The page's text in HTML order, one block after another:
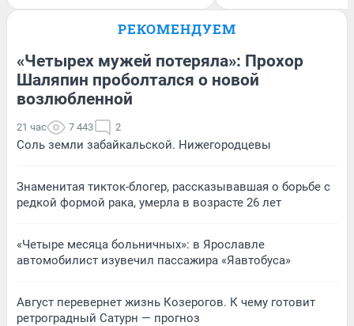
РЕКОМЕНДУЕМ
«Четырех мужей потеряла»: Прохор
Шаляпин проболтался о новой
возлюбленной
21 час 7 443 2
Соль земли забайкальской. Нижегородцевы
Знаменитая тикток-блогер, рассказывавшая о борьбе с
редкой формой рака, умерла в возрасте 26 лет
«Четыре месяца больничных»: в Ярославле
автомобилист изувечил пассажира «Яавтобуса»
Август перевернет жизнь Козерогов. К чему готовит
ретроградный Сатурн — прогноз